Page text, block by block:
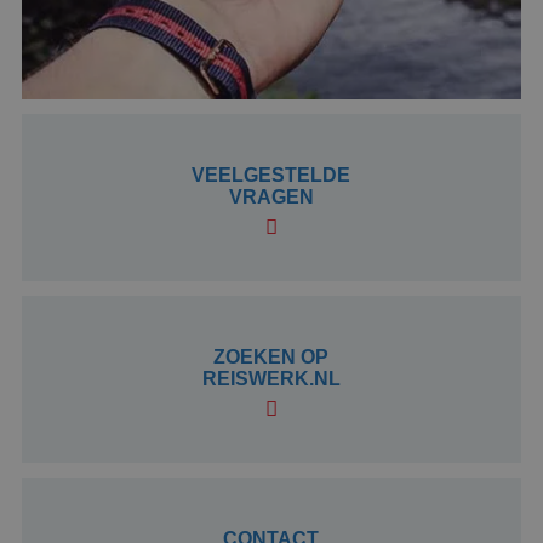
VEELGESTELDE
VRAGEN
ZOEKEN OP
REISWERK.NL
CONTACT
PHPSESSID
PHP.net
Sessie
Google Privacy Policy